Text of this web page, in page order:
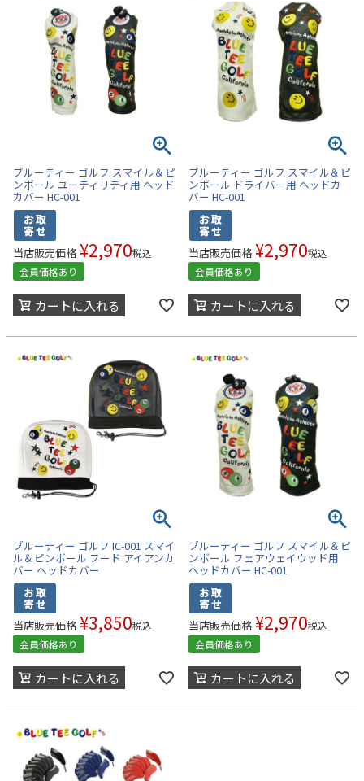
ブルーティー ゴルフ スマイル＆ピ
ンボール ユーティリティ用 ヘッド
カバー HC-001
当店販売価格 ¥2,970税込
会員価格あり
カートに入れる
ブルーティー ゴルフ スマイル＆ピ
ンボール ドライバー用 ヘッドカ
バー HC-001
当店販売価格 ¥2,970税込
会員価格あり
カートに入れる
ブルーティー ゴルフ IC-001 スマイ
ル＆ピンボール フード アイアンカ
バー ヘッドカバー
当店販売価格 ¥3,850税込
会員価格あり
カートに入れる
ブルーティー ゴルフ スマイル＆ピ
ンボール フェアウェイウッド用
ヘッドカバー HC-001
当店販売価格 ¥2,970税込
会員価格あり
カートに入れる